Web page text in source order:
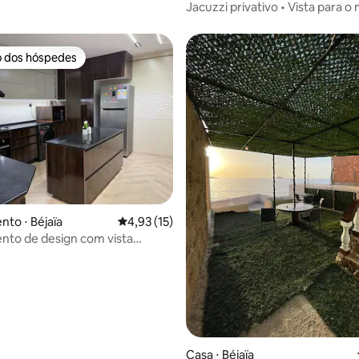
Jacuzzi privativo • Vista para o
dos hóspedes
dos hóspedes
⋅ Béjaïa 4,93 de uma avaliação média de 5, 15
4,93 (15)
de design com vista
Casa ⋅ Béjaïa